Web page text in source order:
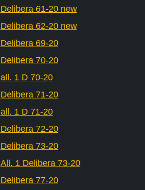
Delibera 61-20 new
Delibera 62-20 new
Delibera 69-20
Delibera 70-20
all. 1 D 70-20
Delibera 71-20
all. 1 D 71-20
Delibera 72-20
Delibera 73-20
All. 1 Delibera 73-20
Delibera 77-20